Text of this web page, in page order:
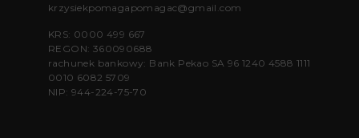
krzysiekpomagapomagac@gmail.com
KRS: 0000 499 667
REGON: 360090688
rachunek bankowy: Bank Pekao SA 96 1240 4588 1111
0010 6082 5709
NIP: 944-224-75-70